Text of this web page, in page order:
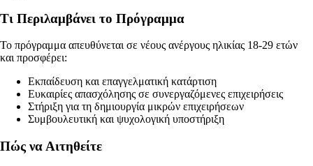
Τι Περιλαμβάνει το Πρόγραμμα
Το πρόγραμμα απευθύνεται σε νέους ανέργους ηλικίας 18-29 ετών
και προσφέρει:
Εκπαίδευση και επαγγελματική κατάρτιση
Ευκαιρίες απασχόλησης σε συνεργαζόμενες επιχειρήσεις
Στήριξη για τη δημιουργία μικρών επιχειρήσεων
Συμβουλευτική και ψυχολογική υποστήριξη
Πώς να Αιτηθείτε